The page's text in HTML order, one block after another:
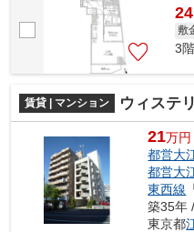
敷
3
賃貸 | マンション ウィステ
21万円
都営大
都営大
東西線
築35年
東京都